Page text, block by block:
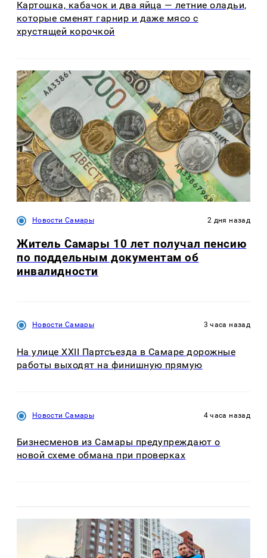
Картошка, кабачок и два яйца — летние оладьи,
которые сменят гарнир и даже мясо с
хрустящей корочкой
Новости Самары 2 дня назад
Житель Самары 10 лет получал пенсию
по поддельным документам об
инвалидности
Новости Самары 3 часа назад
На улице XXII Партсъезда в Самаре дорожные
работы выходят на финишную прямую
Новости Самары 4 часа назад
Бизнесменов из Самары предупреждают о
новой схеме обмана при проверках